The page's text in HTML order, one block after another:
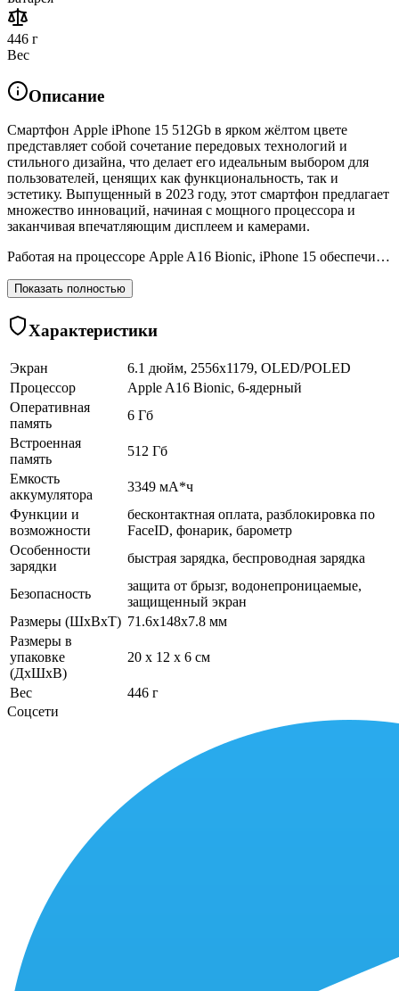
446 г
Вес
Описание
Смартфон Apple iPhone 15 512Gb в ярком жёлтом цвете
представляет собой сочетание передовых технологий и
стильного дизайна, что делает его идеальным выбором для
пользователей, ценящих как функциональность, так и
эстетику. Выпущенный в 2023 году, этот смартфон предлагает
множество инноваций, начиная с мощного процессора и
заканчивая впечатляющим дисплеем и камерами.
Работая на процессоре Apple A16 Bionic, iPhone 15 обеспечи…
Показать полностью
Характеристики
Экран
6.1 дюйм, 2556x1179, OLED/POLED
Процессор
Apple A16 Bionic, 6-ядерный
Оперативная
память
6 Гб
Встроенная
память
512 Гб
Емкость
аккумулятора
3349 мА*ч
Функции и
возможности
бесконтактная оплата, разблокировка по
FaceID, фонарик, барометр
Особенности
зарядки
быстрая зарядка, беспроводная зарядка
Безопасность
защита от брызг, водонепроницаемые,
защищенный экран
Размеры (ШхВхТ) 71.6x148x7.8 мм
Размеры в
упаковке
(ДхШхВ)
20 x 12 x 6 см
Вес
446 г
Соцсети